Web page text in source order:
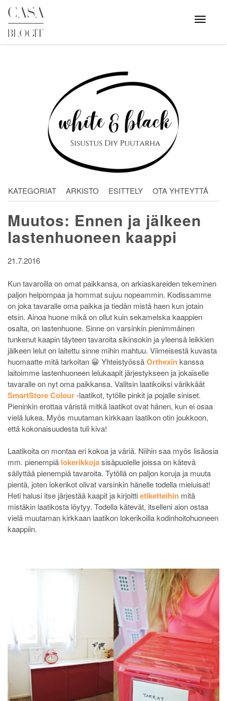
Skip
content
Avaa
valikko
KATEGORIAT ARKISTO ESITTELY OTA YHTEYTTÄ
Muutos: Ennen ja jälkeen
lastenhuoneen kaappi
21.7.2016
Kun tavaroilla on omat paikkansa, on arkiaskareiden tekeminen
paljon helpompaa ja hommat sujuu nopeammin. Kodissamme
on joka tavaralle oma paikka ja tiedän mistä haen kun jotain
etsin. Ainoa huone mikä on ollut kuin sekamelska kaappien
osalta, on lastenhuone. Sinne on varsinkin pienimmäinen
tunkenut kaapin täyteen tavaroita sikinsokin ja yleensä leikkien
jälkeen lelut on laitettu sinne mihin mahtuu. Viimeisestä kuvasta
huomaatte mitä tarkoitan 😀 YhteistyössäOrthexinkanssa
laitoimme lastenhuoneen lelukaapit järjestykseen ja jokaiselle
tavaralle on nyt oma paikkansa. Valitsin laatikoiksi värikkäät
SmartStore Colour-laatikot, tytölle pinkit ja pojalle siniset.
Pieninkin erottaa väristä mitkä laatikot ovat hänen, kun ei osaa
vielä lukea. Myös muutaman kirkkaan laatikon otin joukkoon,
että kokonaisuudesta tuli kiva!
Laatikoita on montaa eri kokoa ja väriä. Niihin saa myös lisäosia
mm. pienempiä lokerikkojasisäpuolelle joissa on kätevä
säilyttää pienempiä tavaroita. Tytöllä on paljon koruja ja muuta
pientä, joten lokerikot olivat varsinkin hänelle todella mieluisat!
Heti halusi itse järjestää kaapit ja kirjoittietiketteihin mitä
mistäkin laatikosta löytyy. Todella kätevät, itselleni aion ostaa
vielä muutaman kirkkaan laatikon lokerikoilla kodinhoitohuoneen
kaappiin.